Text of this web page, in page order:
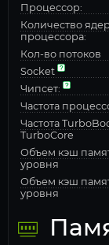
Процессор:
Количество ядер
процессора:
Кол-во потоков
Socket
Чипсет:
Частота
Частота
TurboCore
Объем кэш
уровня
Объем кэш
уровня